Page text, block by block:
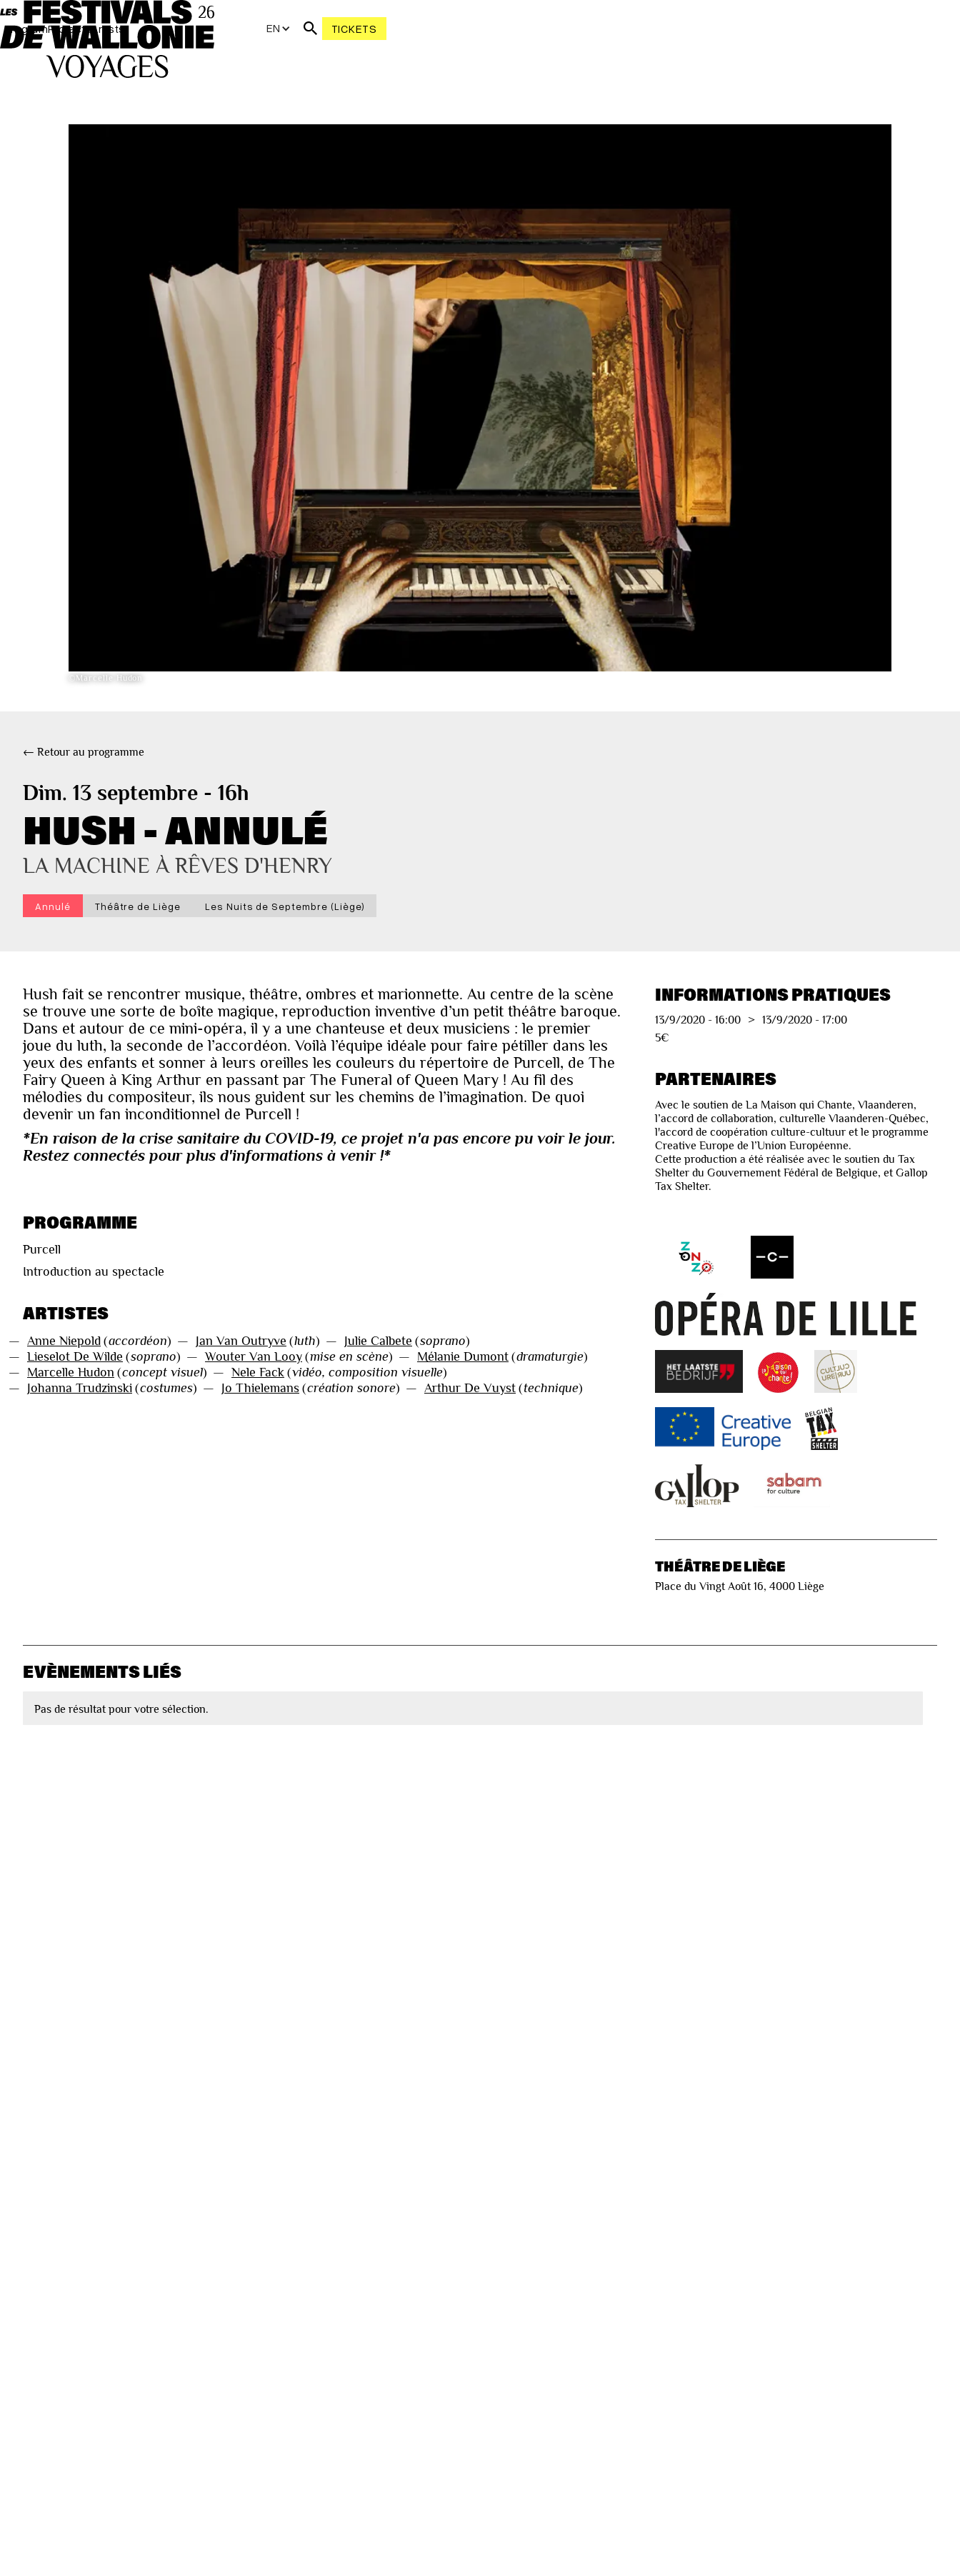
ProgramProjectsArtists EN TICKETS
©Marcelle Hudon
← Retour au programme
Dim. 13 septembre - 16h
HUSH - ANNULÉ
LA MACHINE À RÊVES D'HENRY
Annulé Théâtre de Liège Les Nuits de Septembre (Liège)
Hush fait se rencontrer musique, théâtre, ombres et marionnette. Au centre de la scène
se trouve une sorte de boîte magique, reproduction inventive d’un petit théâtre baroque.
Dans et autour de ce mini-opéra, il y a une chanteuse et deux musiciens : le premier
joue du luth, la seconde de l’accordéon. Voilà l’équipe idéale pour faire pétiller dans les
yeux des enfants et sonner à leurs oreilles les couleurs du répertoire de Purcell, de The
Fairy Queen à King Arthur en passant par The Funeral of Queen Mary ! Au fil des
mélodies du compositeur, ils nous guident sur les chemins de l’imagination. De quoi
devenir un fan inconditionnel de Purcell !
*En raison de la crise sanitaire du COVID-19, ce projet n'a pas encore pu voir le jour.
Restez connectés pour plus d'informations à venir !*
PROGRAMME
Purcell
Introduction au spectacle
ARTISTES
— Anne Niepold (accordéon) — Jan Van Outryve (luth) — Julie Calbete (soprano)
— Lieselot De Wilde (soprano) —Wouter Van Looy (mise en scène) — Mélanie Dumont (dramaturgie)
— Marcelle Hudon (concept visuel) — Nele Fack (vidéo, composition visuelle)
— Johanna Trudzinski (costumes) — Jo Thielemans (création sonore) — Arthur De Vuyst (technique)
INFORMATIONS PRATIQUES
13/9/2020 -16:00 > 13/9/2020 -17:00
5€
PARTENAIRES
Avec le soutien de La Maison qui Chante, Vlaanderen,
l’accord de collaboration, culturelle Vlaanderen-Québec,
l'accord de coopération culture-cultuur et le programme
Creative Europe de l’Union Européenne.
Cette production a été réalisée avec le soutien du Tax
Shelter du Gouvernement Fédéral de Belgique, et Gallop
Tax Shelter.
THÉÂTRE DE LIÈGE
Place du Vingt Août 16, 4000 Liège
EVÈNEMENTS LIÉS
Pas de résultat pour votre sélection.